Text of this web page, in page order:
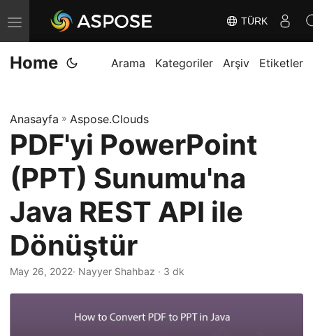
G
e
z
m
e
D
e
ğ
i
ş
t
TÜRK
Home Arama Kategoriler Arşiv Etiketler
Anasayfa » Aspose.Clouds
PDF'yi PowerPoint
(PPT) Sunumu'na
Java REST API ile
Dönüştür
May 26, 2022· Nayyer Shahbaz · 3 dk